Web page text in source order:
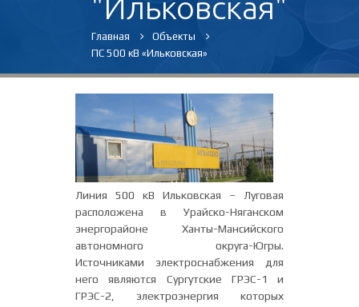
"Ильковская"
Главная
Объекты
ПС 500 кВ «Ильковская»
Линия 500 кВ Ильковская – Луговая
расположена в Урайско-Няганском
энергорайоне Ханты-Мансийского
автономного округа-Югры.
Источниками электроснабжения для
него являются Сургутские ГРЭС-1 и
ГРЭС-2, электроэнергия которых